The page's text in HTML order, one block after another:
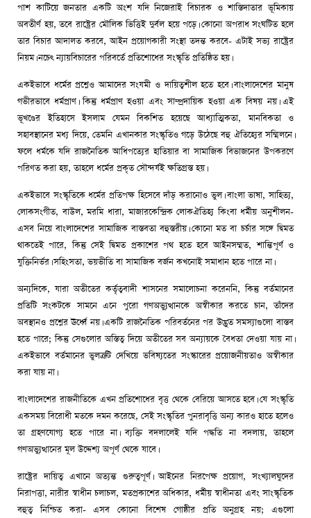
পাশ কাটিয়ে জনতার একটি অংশ যদি নিজেরাই বিচারক ও শাস্তিদাতার ভূমিকায়
অবতীর্ণ হয়, তবে রাষ্ট্রের মৌলিক ভিত্তিই দুর্বল হয়ে পড়ে। কোনো অপরাধ সংঘটিত হলে
তার বিচার আদালত করবে, আইন প্রয়োগকারী সংস্থা তদন্ত করবে- এটাই সভ্য রাষ্ট্রের
নিয়ম। নচেৎ ন্যায়বিচারের পরিবর্তে প্রতিশোধের সংস্কৃতি প্রতিষ্ঠিত হয়।
একইভাবে ধর্মের প্রশ্নেও আমাদের সংযমী ও দায়িত্বশীল হতে হবে। বাংলাদেশের মানুষ
গভীরভাবে ধর্মপ্রাণ। কিন্তু ধর্মপ্রাণ হওয়া এবং সাম্প্রদায়িক হওয়া এক বিষয় নয়। এই
ভূখণ্ডের ইতিহাসে ইসলাম যেমন বিকশিত হয়েছে আধ্যাত্মিকতা, মানবিকতা ও
সহাবস্থানের মধ্য দিয়ে, তেমনি এখানকার সংস্কৃতিও গড়ে উঠেছে বহু ঐতিহ্যের সম্মিলনে।
ফলে ধর্মকে যদি রাজনৈতিক আধিপত্যের হাতিয়ার বা সামাজিক বিভাজনের উপকরণে
পরিণত করা হয়, তাহলে ধর্মের প্রকৃত সৌন্দর্যই ক্ষতিগ্রস্ত হয়।
একইভাবে সংস্কৃতিকে ধর্মের প্রতিপক্ষ হিসেবে দাঁড় করানোও ভুল। বাংলা ভাষা, সাহিত্য,
লোকসংগীত, বাউল, মরমি ধারা, মাজারকেন্দ্রিক লোকঐতিহ্য কিংবা ধর্মীয় অনুশীলন-
এসব নিয়ে বাংলাদেশের সামাজিক বাস্তবতা বহুস্তরীয়। কোনো মত বা চর্চার সঙ্গে দ্বিমত
থাকতেই পারে, কিন্তু সেই দ্বিমত প্রকাশের পথ হতে হবে আইনসম্মত, শান্তিপূর্ণ ও
যুক্তিনির্ভর। সহিংসতা, ভয়ভীতি বা সামাজিক বর্জন কখনোই সমাধান হতে পারে না।
অন্যদিকে, যারা অতীতের কর্তৃত্ববাদী শাসনের সমালোচনা করেননি, কিন্তু বর্তমানের
প্রতিটি সংকটকে সামনে এনে পুরো গণঅভ্যুত্থানকে অস্বীকার করতে চান, তাঁদের
অবস্থানও প্রশ্নের ঊর্ধ্বে নয়। একটি রাজনৈতিক পরিবর্তনের পর উদ্ভূত সমস্যাগুলো বাস্তব
হতে পারে; কিন্তু সেগুলোর অস্তিত্ব দিয়ে অতীতের সব অন্যায়কে বৈধতা দেওয়া যায় না।
একইভাবে বর্তমানের ভুলত্রুটি দেখিয়ে ভবিষ্যতের সংস্কারের প্রয়োজনীয়তাও অস্বীকার
করা যায় না।
বাংলাদেশের রাজনীতিকে এখন প্রতিশোধের বৃত্ত থেকে বেরিয়ে আসতে হবে। যে সংস্কৃতি
একসময় বিরোধী মতকে দমন করেছে, সেই সংস্কৃতির পুনরাবৃত্তি অন্য কারও হাতে হলেও
তা গ্রহণযোগ্য হতে পারে না। ব্যক্তি বদলালেই যদি পদ্ধতি না বদলায়, তাহলে
গণঅভ্যুত্থানের মূল উদ্দেশ্য অপূর্ণ থেকে যাবে।
রাষ্ট্রের দায়িত্ব এখানে অত্যন্ত গুরুত্বপূর্ণ। আইনের নিরপেক্ষ প্রয়োগ, সংখ্যালঘুদের
নিরাপত্তা, নারীর স্বাধীন চলাচল, মতপ্রকাশের অধিকার, ধর্মীয় স্বাধীনতা এবং সাংস্কৃতিক
বহুত্ব নিশ্চিত করা- এসব কোনো বিশেষ গোষ্ঠীর প্রতি অনুগ্রহ নয়; এগুলো